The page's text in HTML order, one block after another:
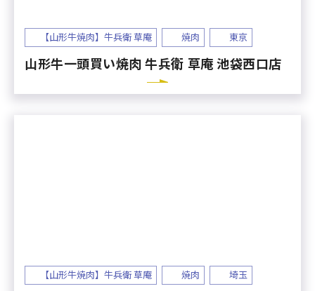
【山形牛焼肉】牛兵衛 草庵 焼肉 東京
山形牛一頭買い焼肉 牛兵衛 草庵 池袋西口店
【山形牛焼肉】牛兵衛 草庵 焼肉 埼玉